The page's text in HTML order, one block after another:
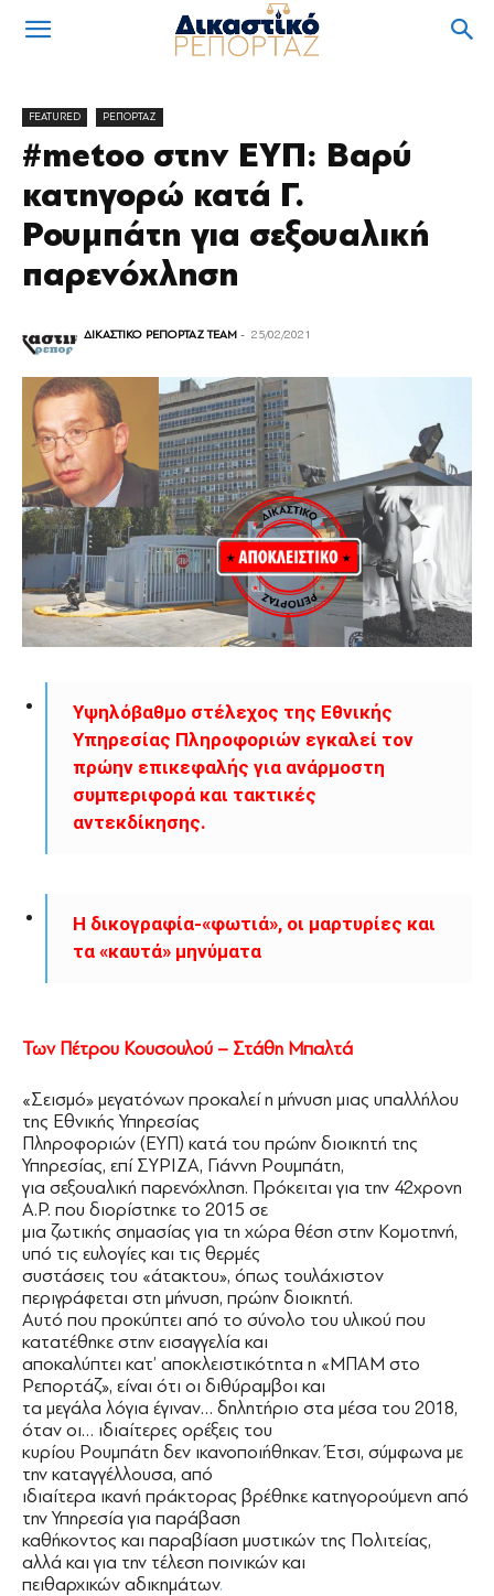
FEATURED ΡΕΠΟΡΤΑΖ
#metoo στην ΕΥΠ: Βαρύ
κατηγορώ κατά Γ.
Ρουμπάτη για σεξουαλική
παρενόχληση
ΔΙΚΑΣΤΙΚΟ ΡΕΠΟΡΤΑΖ TEAM - 25/02/2021
Υψηλόβαθµο στέλεχος της Εθνικής
Υπηρεσίας Πληροφοριών εγκαλεί τον
πρώην επικεφαλής για ανάρµοστη
συµπεριφορά και τακτικές
αντεκδίκησης.
Η δικογραφία-«φωτιά», οι µαρτυρίες και
τα «καυτά» µηνύµατα
Των Πέτρου Κουσουλού – Στάθη Μπαλτά
«Σεισμό» μεγατόνων προκαλεί η μήνυση μιας υπαλλήλου
της Εθνικής Υπηρεσίας
Πληροφοριών (ΕΥΠ) κατά του πρώην διοικητή της
Υπηρεσίας, επί ΣΥΡΙΖΑ, Γιάννη Ρουμπάτη,
για σεξουαλική παρενόχληση. Πρόκειται για την 42χρονη
Α.Ρ. που διορίστηκε το 2015 σε
μια ζωτικής σημασίας για τη χώρα θέση στην Κομοτηνή,
υπό τις ευλογίες και τις θερμές
συστάσεις του «άτακτου», όπως τουλάχιστον
περιγράφεται στη μήνυση, πρώην διοικητή.
Αυτό που προκύπτει από το σύνολο του υλικού που
κατατέθηκε στην εισαγγελία και
αποκαλύπτει κατ’ αποκλειστικότητα η «ΜΠΑΜ στο
Ρεπορτάζ», είναι ότι οι διθύραμβοι και
τα μεγάλα λόγια έγιναν… δηλητήριο στα μέσα του 2018,
όταν οι… ιδιαίτερες ορέξεις του
κυρίου Ρουμπάτη δεν ικανοποιήθηκαν. Έτσι, σύμφωνα με
την καταγγέλλουσα, από
ιδιαίτερα ικανή πράκτορας βρέθηκε κατηγορούμενη από
την Υπηρεσία για παράβαση
καθήκοντος και παραβίαση μυστικών της Πολιτείας,
αλλά και για την τέλεση ποινικών και
πειθαρχικών αδικημάτων.